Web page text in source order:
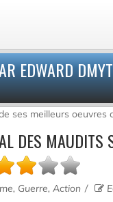
EDWARD
ses meilleurs oeuvres
DES MAUDITS
Guerre, Action